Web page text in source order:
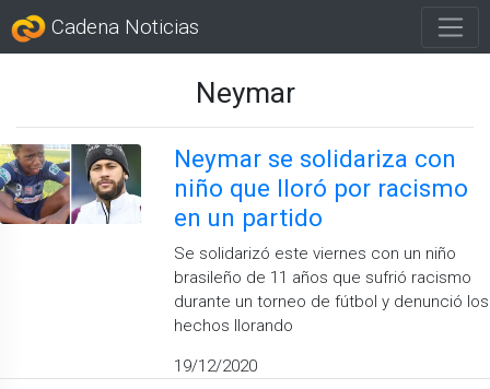
Cadena Noticias
Neymar
Neymar se solidariza con
niño que lloró por racismo
en un partido
Se solidarizó este viernes con un niño
brasileño de 11 años que sufrió racismo
durante un torneo de fútbol y denunció los
hechos llorando
19/12/2020